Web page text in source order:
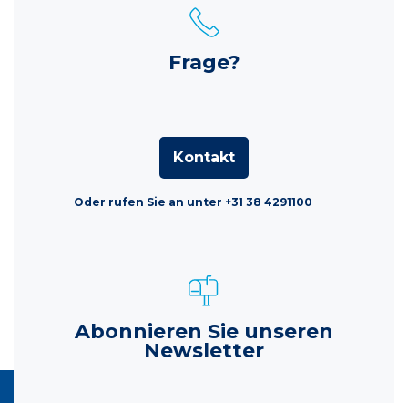
Frage?
Kontakt
Oder rufen Sie an unter +31 38 4291100
Abonnieren Sie unseren
Newsletter